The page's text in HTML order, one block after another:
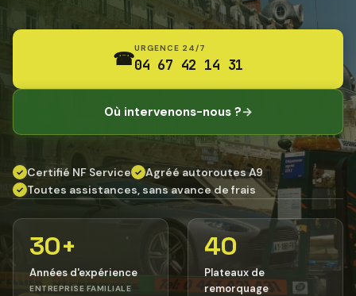
☎URGENCE 24/7
04 67 42 14 31
Où intervenons-nous ?→
✓ Certifié NF Service ✓ Agréé autoroutes A9
✓ Toutes assistances, sans avance de frais
30+
Années d'expérience
ENTREPRISE FAMILIALE
40
Plateaux de
remorquage